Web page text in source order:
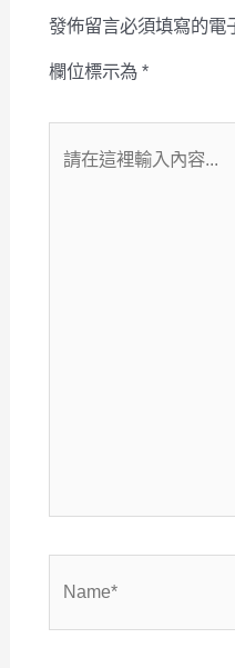
發佈留言必須填寫的電
欄位標示為 *